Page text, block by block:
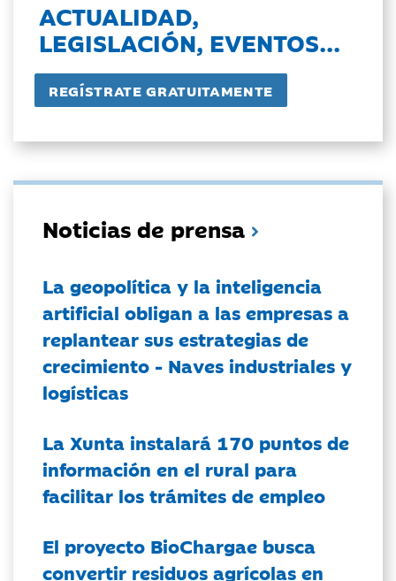
ACTUALIDAD,
LEGISLACIÓN, EVENTOS...
Noticias de prensa
La geopolítica y la inteligencia
artificial obligan a las empresas a
replantear sus estrategias de
crecimiento - Naves industriales y
logísticas
La Xunta instalará 170 puntos de
información en el rural para
facilitar los trámites de empleo
El proyecto BioChargae busca
convertir residuos agrícolas en